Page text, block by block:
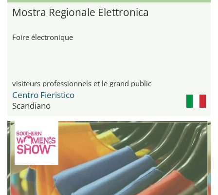
Mostra Regionale Elettronica
Foire électronique
visiteurs professionnels et le grand public
Centro Fieristico
Scandiano